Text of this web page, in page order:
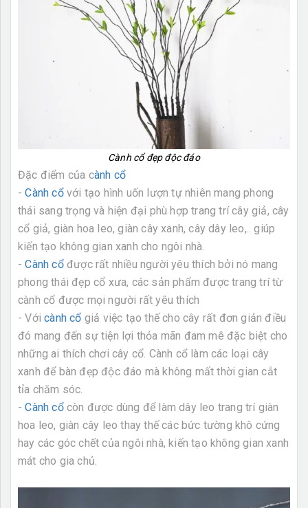
Cành cổ đẹp độc đáo
Đặc điểm của cành cổ
-Cành cổvới tạo hình uốn lượn tự nhiên mang phong
thái sang trọng và hiện đại phù hợp trang trí cây giả, cây
cổ giả, giàn hoa leo, giàn cây xanh, cây dây leo,.. giúp
kiến tạo không gian xanh cho ngôi nhà.
-Cành cổđược rất nhiều người yêu thích bởi nó mang
phong thái đẹp cổ xưa, các sản phẩm được trang trí từ
cành cổ được mọi người rất yêu thích
- Vớicành cổ giả việc tạo thế cho cây rất đơn giản điều
đó mang đến sự tiện lợi thỏa mãn đam mê đặc biệt cho
những ai thích chơi cây cổ. Cành cổ làm các loại cây
xanh để bàn đẹp độc đáo mà không mất thời gian cắt
tỉa chăm sóc.
-Cành cổcòn được dùng để làm dây leo trang trí giàn
hoa leo, giàn cây leo thay thế các bức tường khô cứng
hay các góc chết của ngôi nhà, kiến tạo không gian xanh
mát cho gia chủ.